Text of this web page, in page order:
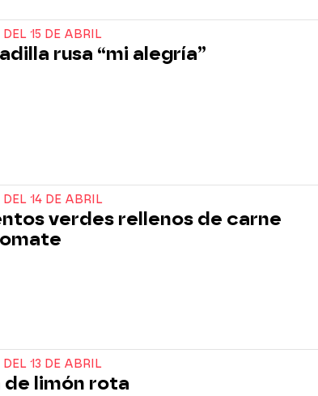
DEL 15 DE ABRIL
rusa “mi alegría”
DEL 14 DE ABRIL
verdes rellenos de carne
DEL 13 DE ABRIL
de limón rota